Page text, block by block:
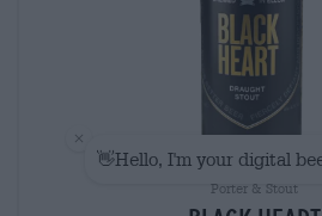
Porter & Stout